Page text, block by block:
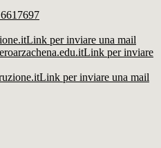
Link per inviare una mail
Link per inviare
Link per inviare una mail